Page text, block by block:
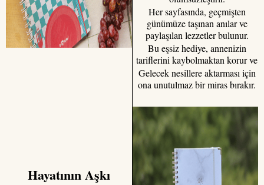
Her sayfasında, geçmişten
günümüze taşınan anılar ve
paylaşılan lezzetler bulunur.
Bu eşsiz hediye, annenizin
tariflerini kaybolmaktan korur ve
Gelecek nesillere aktarması için
ona unutulmaz bir miras bırakır.
Hayatının Aşkı